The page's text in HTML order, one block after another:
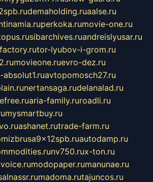
demaholding.ruaalse.ru
perkoka.rumovie-one.ru
sibarchives.ruandreislyusar.ru
tor-lyubov-i-grom.ru
movieone.ruevro-dez.ru
absolut1.ruavtopomosch27.ru
nertansaga.rudelanalad.ru
aria-family.ruroadli.ru
mysmartbuy.ru
ashanet.rutrade-farm.ru
autodamp.ru
nv750.rux-ton.ru
modopaper.rumanunae.ru
madoma.rutajuncos.ru